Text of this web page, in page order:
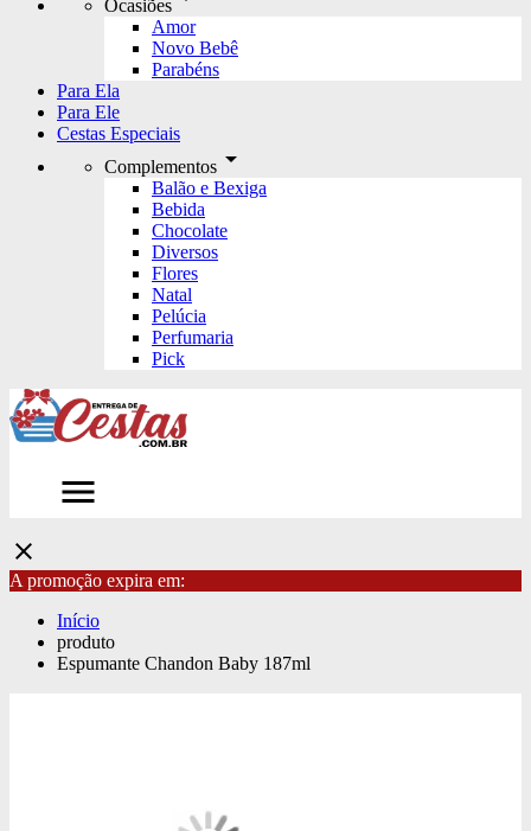
Ocasiões
Amor
Novo Bebê
Parabéns
Para Ela
Para Ele
Cestas Especiais
Complementos arrow_drop_down
Balão e Bexiga
Bebida
Chocolate
Diversos
Flores
Natal
Pelúcia
Perfumaria
Pick
menu
close
A promoção expira em:
Início
produto
Espumante Chandon Baby 187ml